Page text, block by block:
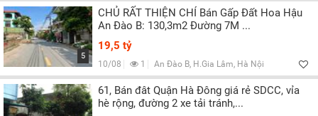
5
CHỦ RẤT THIỆN CHÍ Bán Gấp Đất Hoa Hậu
An Đào B: 130,3m2 Đường 7M ...
19,5 tỷ
10/08 1 An Đào B, H.Gia Lâm, Hà Nội
61, Bán đât Quận Hà Đông giá rẻ SDCC, vỉa
hè rộng, đường 2 xe tải tránh,...